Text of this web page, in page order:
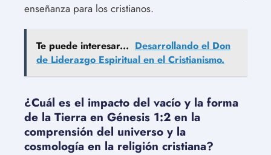
enseñanza para los cristianos.
Te puede interesar... Desarrollando el Don
de Liderazgo Espiritual en el Cristianismo.
¿Cuál es el impacto del vacío y la forma
de la Tierra en Génesis 1:2 en la
comprensión del universo y la
cosmología en la religión cristiana?